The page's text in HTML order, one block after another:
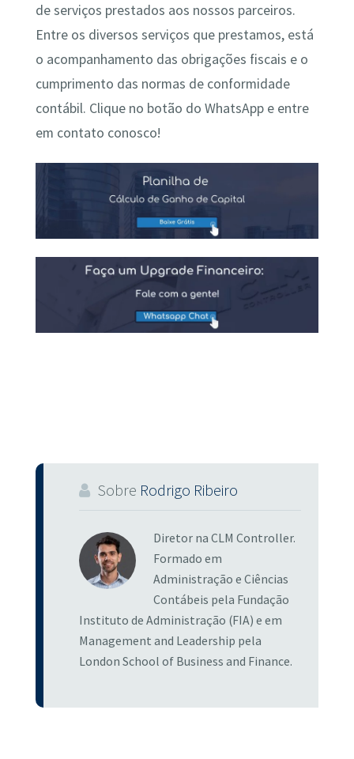
de serviços prestados aos nossos parceiros.
Entre os diversos serviços que prestamos, está
o acompanhamento das obrigações fiscais e o
cumprimento das normas de conformidade
contábil. Clique no botão do WhatsApp e entre
em contato conosco!
Sobre Rodrigo Ribeiro
Diretor na CLM Controller.
Formado em
Administração e Ciências
Contábeis pela Fundação
Instituto de Administração (FIA) e em
Management and Leadership pela
London School of Business and Finance.